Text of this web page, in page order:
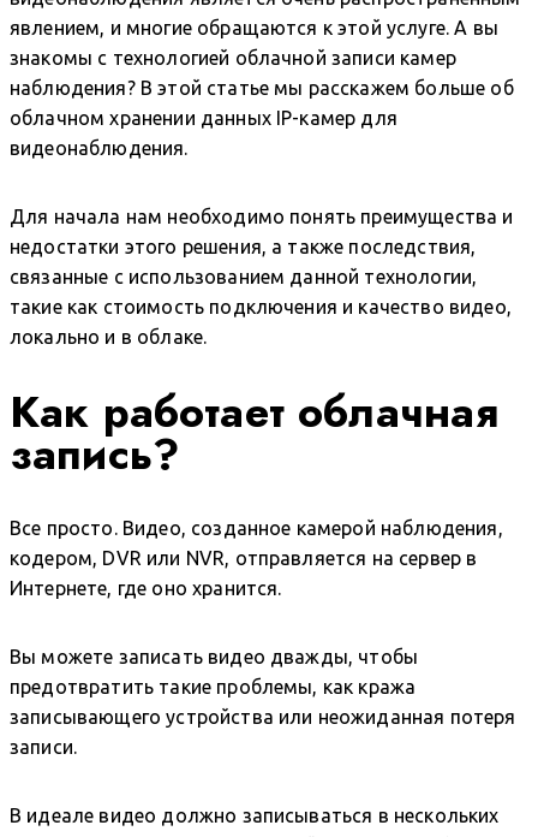
явлением, и многие обращаются к этой услуге. А вы
знакомы с технологией облачной записи камер
наблюдения? В этой статье мы расскажем больше об
облачном хранении данных IP-камер для
видеонаблюдения.
Для начала нам необходимо понять преимущества и
недостатки этого решения, а также последствия,
связанные с использованием данной технологии,
такие как стоимость подключения и качество видео,
локально и в облаке.
Как работает облачная
запись?
Все просто. Видео, созданное камерой наблюдения,
кодером, DVR или NVR, отправляется на сервер в
Интернете, где оно хранится.
Вы можете записать видео дважды, чтобы
предотвратить такие проблемы, как кража
записывающего устройства или неожиданная потеря
записи.
В идеале видео должно записываться в нескольких